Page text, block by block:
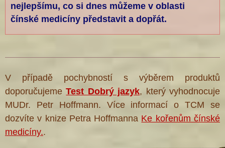
nejlepšímu, co si dnes můžeme v oblasti
čínské medicíny představit a dopřát.
V případě pochybností s výběrem produktů
doporučujemeTest Dobrý jazyk, který vyhodnocuje
MUDr. Petr Hoffmann. Více informací o TCM se
dozvíte v knize Petra Hoffmanna Ke kořenům čínské
medicíny..